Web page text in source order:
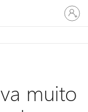
Entre
em
sua
muito